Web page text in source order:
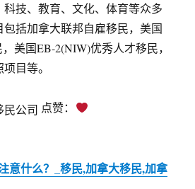
技、教育、文化、体育等众多
括加拿大联邦自雇移民，美国
美国EB-2(NIW)优秀人才移民，
目等。
点赞：
意什么？_移民,加拿大移民,加拿